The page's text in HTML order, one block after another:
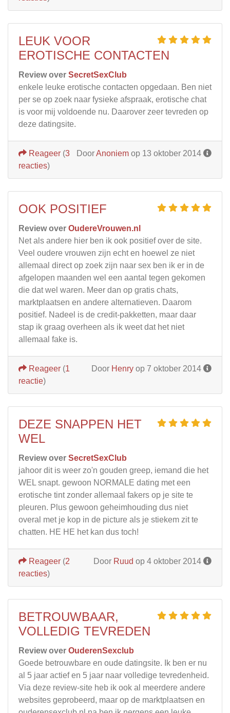
LEUK VOOR
EROTISCHE CONTACTEN
Review over SecretSexClub
enkele leuke erotische contacten opgedaan. Ben niet
per se op zoek naar fysieke afspraak, erotische chat
is voor mij voldoende nu. Daarover zeer tevreden op
deze datingsite.
DoorAnoniem op 13 oktober 2014
Reageer (3
reacties)
OOK POSITIEF
Review over OudereVrouwen.nl
Net als andere hier ben ik ook positief over de site.
Veel oudere vrouwen zijn echt en hoewel ze niet
allemaal direct op zoek zijn naar sex ben ik er in de
afgelopen maanden wel een aantal tegen gekomen
die dat wel waren. Meer dan op gratis chats,
marktplaatsen en andere alternatieven. Daarom
positief. Nadeel is de credit-pakketten, maar daar
stap ik graag overheen als ik weet dat het niet
allemaal fake is.
Door Henry op 7 oktober 2014
Reageer (1
reactie)
DEZE SNAPPEN HET
WEL
Review over SecretSexClub
jahoor dit is weer zo'n gouden greep, iemand die het
WEL snapt. gewoon NORMALE dating met een
erotische tint zonder allemaal fakers op je site te
pleuren. Plus gewoon geheimhouding dus niet
overal met je kop in de picture als je stiekem zit te
chatten. HE HE het kan dus toch!
Door Ruud op 4 oktober 2014
Reageer (2
reacties)
BETROUWBAAR,
VOLLEDIG TEVREDEN
Review over OuderenSexclub
Goede betrouwbare en oude datingsite. Ik ben er nu
al 5 jaar actief en 5 jaar naar volledige tevredenheid.
Via deze review-site heb ik ook al meerdere andere
websites geprobeerd, maar op de marktplaatsen en